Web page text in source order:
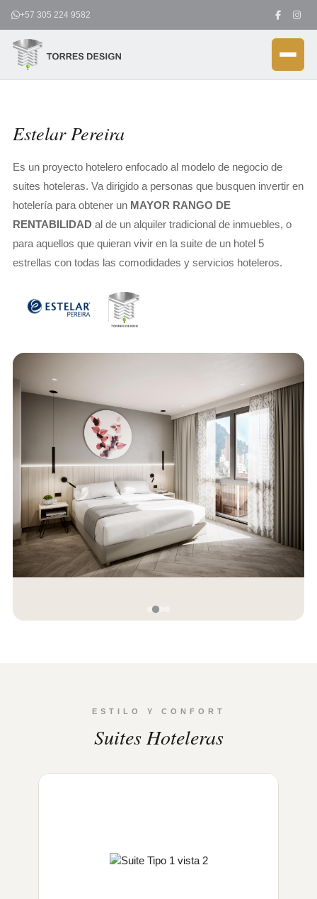
contenido
+57 305 224 9582
Estelar Pereira
Es un proyecto hotelero enfocado al modelo de negocio de
suites hoteleras. Va dirigido a personas que busquen invertir en
hotelería para obtener un MAYOR RANGO DE
RENTABILIDAD al de un alquiler tradicional de inmuebles, o
para aquellos que quieran vivir en la suite de un hotel 5
estrellas con todas las comodidades y servicios hoteleros.
ESTILO Y CONFORT
Suites Hoteleras